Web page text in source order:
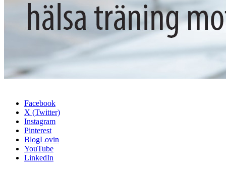
Facebook
X (Twitter)
Instagram
Pinterest
BlogLovin
YouTube
LinkedIn